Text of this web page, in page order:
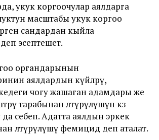
укук коргоочулар аялдарга
масштабы укук коргоо
сандардан кыйла
эсептешет.
органдарынын
аялдардын күйөөлөрү,
чогу жашаган адамдары же
тарабынан өлтүрүлүшүнө көз
себеп. Адатта аялдын эркек
өлтүрүлүшү фемицид деп аталат.